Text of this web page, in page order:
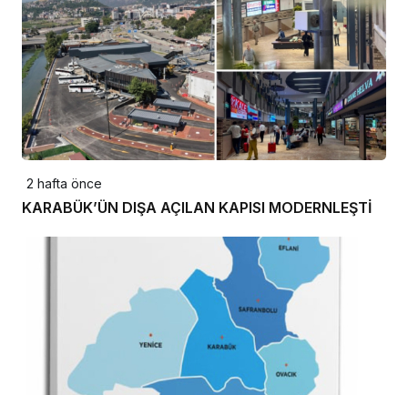
2 hafta önce
KARABÜK’ÜN DIŞA AÇILAN KAPISI MODERNLEŞTİ